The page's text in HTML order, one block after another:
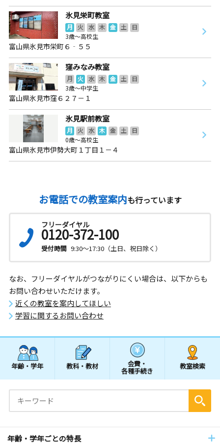
氷見栄町教室
月 火 水 木 金 土
日
3歳～高校生
富山県氷見市栄町６‐５５
窪みなみ教室
月 火 水 木 金 土
日
3歳～中学生
富山県氷見市窪６２７－１
氷見駅前教室
月 火 水 木 金 土
日
0歳～高校生
富山県氷見市伊勢大町１丁目１－４
お電話での教室案内も行っています
フリーダイヤル
0120-372-100
受付時間 9:30～17:30（土日、祝日除く）
なお、フリーダイヤルがつながりにくい場合は、以下からも
お問い合わせいただけます。
近くの教室を案内してほしい
学習に関するお問い合わせ
年齢・学年 教科・教材 会費・
各種手続き
教室検索
年齢・学年ごとの特長